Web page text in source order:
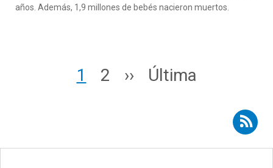
años. Además, 1,9 millones de bebés nacieron muertos.
Page
1 Page
2 Siguiente página
›› Última página
Última
Suscribirse a RSS - Quique Bassat